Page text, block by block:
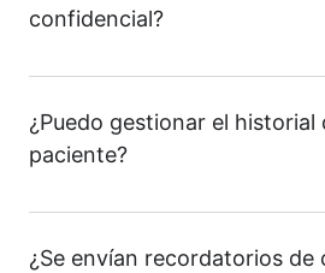
confidencial?
¿Puedo gestionar el historial
paciente?
¿Se envían recordatorios de